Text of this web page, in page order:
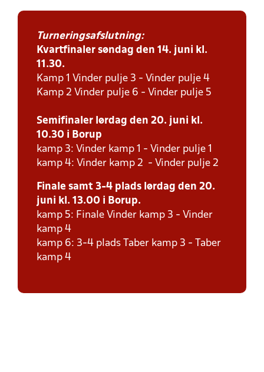
Turneringsafslutning:
Kvartfinaler søndag den 14. juni kl.
11.30.
Kamp 1 Vinder pulje 3 - Vinder pulje 4
Kamp 2 Vinder pulje 6 - Vinder pulje 5
Semifinaler lørdag den 20. juni kl.
10.30 i Borup
kamp 3: Vinder kamp 1 - Vinder pulje 1
kamp 4: Vinder kamp 2 - Vinder pulje 2
Finale samt 3-4 plads lørdag den 20.
juni kl. 13.00 i Borup.
kamp 5: Finale Vinder kamp 3 - Vinder
kamp 4
kamp 6: 3-4 plads Taber kamp 3 - Taber
kamp 4